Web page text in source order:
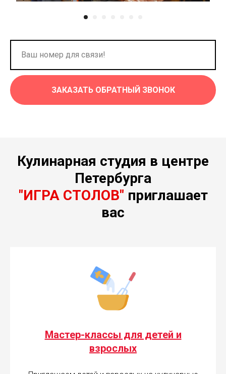
ЗАКАЗАТЬ ОБРАТНЫЙ ЗВОНОК
Кулинарная студия в центре
Петербурга
"ИГРА СТОЛОВ" приглашает
вас
Мастер-классы для детей и
взрослых